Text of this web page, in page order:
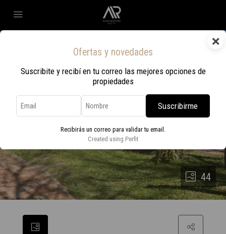
×
Ofertas y novedades
Suscribite y recibí en tu correo las mejores opciones de
propiedades
Suscribirme
Recibirás un correo para validar tu email.
Created using Perfit
44